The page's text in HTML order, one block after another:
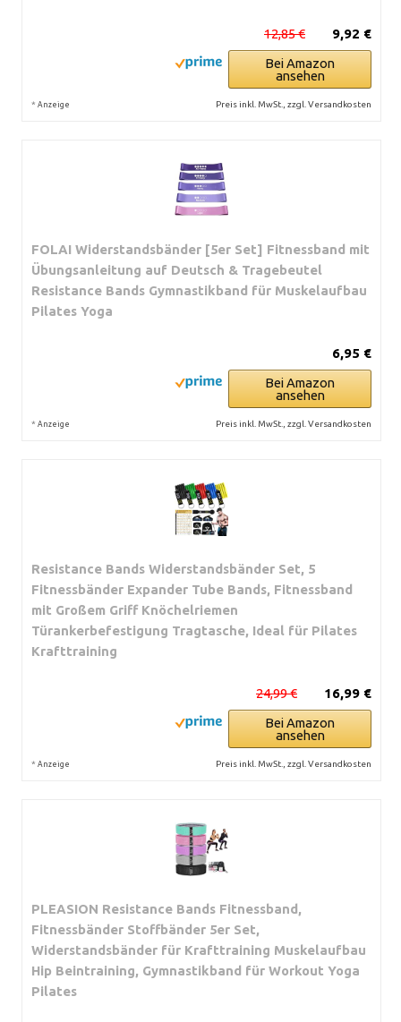
9,92 €
12,85 €
Bei Amazon
ansehen
* Anzeige Preis inkl. MwSt., zzgl. Versandkosten
FOLAI Widerstandsbänder [5er Set] Fitnessband mit
Übungsanleitung auf Deutsch & Tragebeutel
Resistance Bands Gymnastikband für Muskelaufbau
Pilates Yoga
6,95 €
Bei Amazon
ansehen
* Anzeige Preis inkl. MwSt., zzgl. Versandkosten
Resistance Bands Widerstandsbänder Set, 5
Fitnessbänder Expander Tube Bands, Fitnessband
mit Großem Griff Knöchelriemen
Türankerbefestigung Tragtasche, Ideal für Pilates
Krafttraining
16,99 €
24,99 €
Bei Amazon
ansehen
* Anzeige Preis inkl. MwSt., zzgl. Versandkosten
PLEASION Resistance Bands Fitnessband,
Fitnessbänder Stoffbänder 5er Set,
Widerstandsbänder für Krafttraining Muskelaufbau
Hip Beintraining, Gymnastikband für Workout Yoga
Pilates